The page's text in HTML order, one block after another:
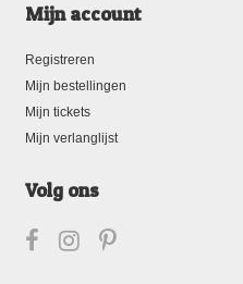
Mijn account
Registreren
Mijn bestellingen
Mijn tickets
Mijn verlanglijst
Volg ons